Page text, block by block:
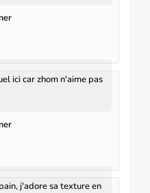
ici car zhom n'aime pas
j'adore sa texture en